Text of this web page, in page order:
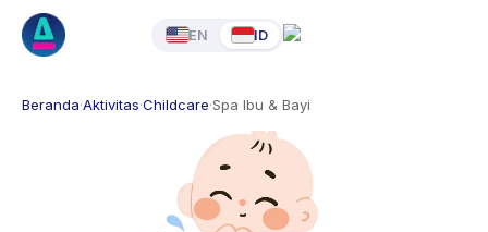
EN ID
Beranda·Aktivitas·Childcare·Spa Ibu & Bayi